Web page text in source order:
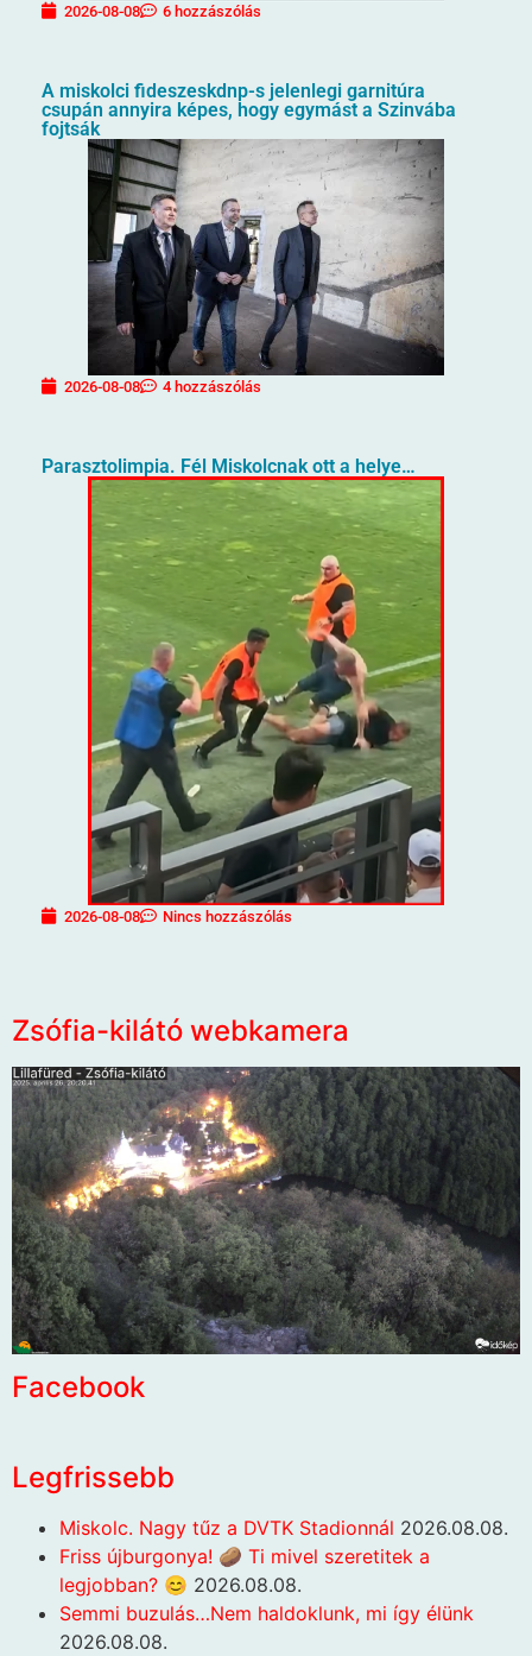
2026-08-08 6 hozzászólás
A miskolci fideszeskdnp-s jelenlegi garnitúra
csupán annyira képes, hogy egymást a Szinvába
fojtsák
2026-08-08 4 hozzászólás
Parasztolimpia. Fél Miskolcnak ott a helye…
2026-08-08 Nincs hozzászólás
Zsófia-kilátó webkamera
Facebook
Legfrissebb
Miskolc. Nagy tűz a DVTK Stadionnál 2026.08.08.
Friss újburgonya! 🥔 Ti mivel szeretitek a
legjobban? 😊 2026.08.08.
Semmi buzulás…Nem haldoklunk, mi így élünk
2026.08.08.